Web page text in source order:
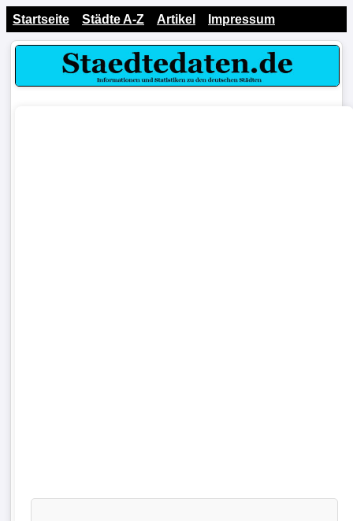
Startseite Städte A-Z Artikel Impressum